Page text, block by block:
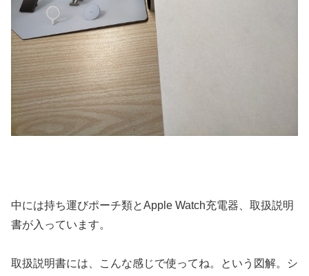
中には持ち運びポーチ類とApple Watch充電器、取扱説明
書が入っています。
取扱説明書には、こんな感じで使ってね。という図解。シ